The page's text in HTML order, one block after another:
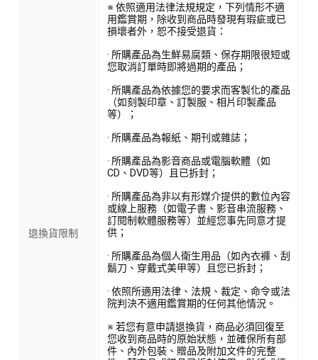
退換貨限制
※ 依照適用法律法規規定，下列情形不適
用鑑賞期，除收到商品時發現有瑕疵或已
損壞者外，恕不接受退貨：
· 所購產品為生鮮易腐類、保存期限很短或
您取消訂單時即將過期的產品；
· 所購產品為依據您的要求而客製化的產品
（如刻製印章、訂製服、相片印製產品
等）；
· 所購產品為報紙、期刊或雜誌；
· 所購產品為影音商品或電腦軟體（如
CD、DVD等）且已拆封；
· 所購產品為非以有形媒介提供的數位內容
或線上服務（如電子書、影音串流服務、
訂閱制軟體服務等）並經您事先同意才提
供；
· 所購產品為個人衛生用品（如內衣褲、刮
鬍刀、穿戴式美甲等）且您已拆封；
· 依照所適用法律、法規、裁定、命令或法
院判決不適用鑑賞期的任何其他情況。
※ 若您有意申請退換貨，商品必須回復至
您收到商品時的原始狀態，並確保所有部
件、內外包裝、贈品及附加文件的完整